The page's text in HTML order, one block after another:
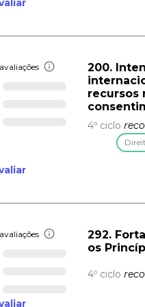
avaliações
200.
recursos
4º ciclo
avaliações
292.
os
4º ciclo